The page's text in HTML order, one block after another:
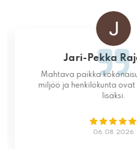
Jari-Pekka
Mahtava paikka
miljöö ja henkilökunta ovat
lisäksi.
06.08.2026